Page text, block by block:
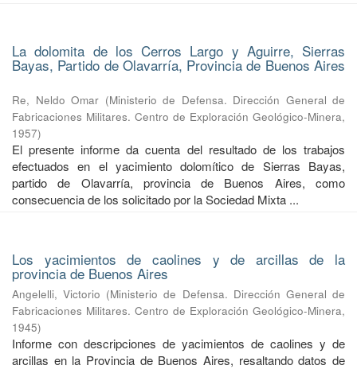
La dolomita de los Cerros Largo y Aguirre, Sierras
Bayas, Partido de Olavarría, Provincia de Buenos Aires
Re, Neldo Omar (Ministerio de Defensa. Dirección General de
Fabricaciones Militares. Centro de Exploración Geológico-Minera,
1957)
El presente informe da cuenta del resultado de los trabajos
efectuados en el yacimiento dolomítico de Sierras Bayas,
partido de Olavarría, provincia de Buenos Aires, como
consecuencia de los solicitado por la Sociedad Mixta ...
Los yacimientos de caolines y de arcillas de la
provincia de Buenos Aires
Angelelli, Victorio (Ministerio de Defensa. Dirección General de
Fabricaciones Militares. Centro de Exploración Geológico-Minera,
1945)
Informe con descripciones de yacimientos de caolines y de
arcillas en la Provincia de Buenos Aires, resaltando datos de